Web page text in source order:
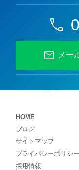
メー
HOME
ブログ
サイトマップ
プライバシーポリシー
採用情報